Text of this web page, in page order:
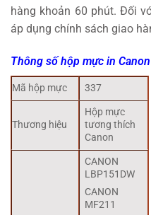
hàng khoản 60 phút. Đối
áp dụng chính sách giao
Thông số hộp mực in
Mã hộp mực 337
Thương hiệu
Hộp mực
tương thích
Canon
CANON
LBP151DW
CANON
MF211